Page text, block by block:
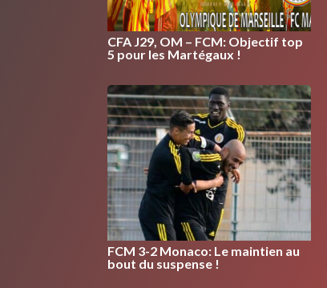
CFA J29, OM – FCM: Objectif top
5 pour les Martégaux !
FCM 3-2 Monaco: Le maintien au
bout du suspense !